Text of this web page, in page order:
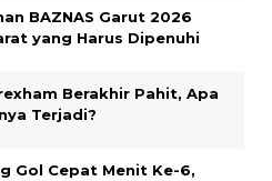
BAZNAS Garut 2026
yang Harus Dipenuhi
Berakhir Pahit, Apa
Terjadi?
Gol Cepat Menit Ke-6,